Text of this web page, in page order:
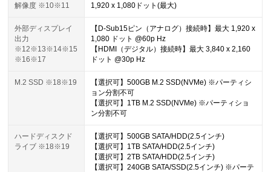
解像度 ※10※11 1,920 x 1,080ドット(最大)
外部ディスプレイ
出力
※12※13※14※15
※16※17
【D-Sub15ピン（アナログ）接続時】最大 1,920 x
1,080 ドット @60p Hz
【HDMI（デジタル）接続時】最大 3,840 x 2,160
ドット @30p Hz
M.2 SSD ※18※19
【選択可】500GB M.2 SSD(NVMe) ※パーティシ
ョン分割不可
【選択可】1TB M.2 SSD(NVMe) ※パーティショ
ン分割不可
ハードディスクド
ライブ ※18※19
【選択可】500GB SATA/HDD(2.5インチ)
【選択可】1TB SATA/HDD(2.5インチ)
【選択可】2TB SATA/HDD(2.5インチ)
【選択可】240GB SATA/SSD(2.5インチ) ※パーテ